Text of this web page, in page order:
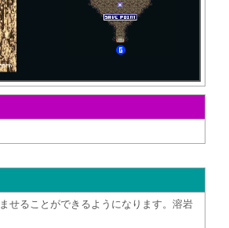
せることができるようになります。溶岩